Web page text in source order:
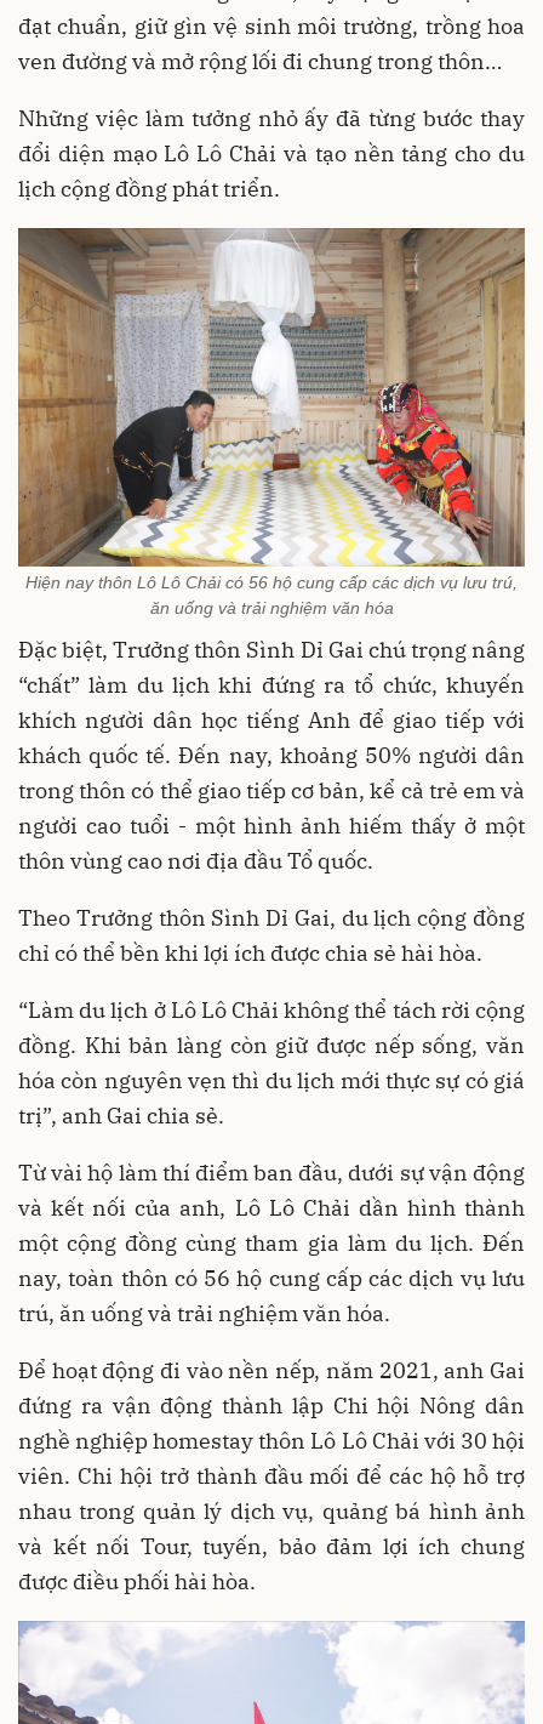
đạt chuẩn, giữ gìn vệ sinh môi trường, trồng hoa
ven đường và mở rộng lối đi chung trong thôn…
Những việc làm tưởng nhỏ ấy đã từng bước thay
đổi diện mạo Lô Lô Chải và tạo nền tảng cho du
lịch cộng đồng phát triển.
Hiện nay thôn Lô Lô Chải có 56 hộ cung cấp các dịch vụ lưu trú,
ăn uống và trải nghiệm văn hóa
Đặc biệt, Trưởng thôn Sình Dỉ Gai chú trọng nâng
“chất” làm du lịch khi đứng ra tổ chức, khuyến
khích người dân học tiếng Anh để giao tiếp với
khách quốc tế. Đến nay, khoảng 50% người dân
trong thôn có thể giao tiếp cơ bản, kể cả trẻ em và
người cao tuổi - một hình ảnh hiếm thấy ở một
thôn vùng cao nơi địa đầu Tổ quốc.
Theo Trưởng thôn Sình Dỉ Gai, du lịch cộng đồng
chỉ có thể bền khi lợi ích được chia sẻ hài hòa.
“Làm du lịch ở Lô Lô Chải không thể tách rời cộng
đồng. Khi bản làng còn giữ được nếp sống, văn
hóa còn nguyên vẹn thì du lịch mới thực sự có giá
trị”, anh Gai chia sẻ.
Từ vài hộ làm thí điểm ban đầu, dưới sự vận động
và kết nối của anh, Lô Lô Chải dần hình thành
một cộng đồng cùng tham gia làm du lịch. Đến
nay, toàn thôn có 56 hộ cung cấp các dịch vụ lưu
trú, ăn uống và trải nghiệm văn hóa.
Để hoạt động đi vào nền nếp, năm 2021, anh Gai
đứng ra vận động thành lập Chi hội Nông dân
nghề nghiệp homestay thôn Lô Lô Chải với 30 hội
viên. Chi hội trở thành đầu mối để các hộ hỗ trợ
nhau trong quản lý dịch vụ, quảng bá hình ảnh
và kết nối Tour, tuyến, bảo đảm lợi ích chung
được điều phối hài hòa.